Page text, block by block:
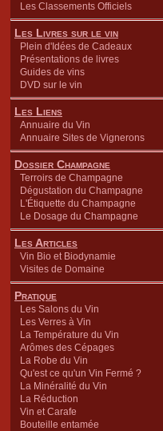
Les Classements Officiels
Les Livres sur le vin
Plein d'Idées de Cadeaux
Présentations de livres
Guides de vins
DVD sur le vin
Les Liens
Annuaire du Vin
Annuaire Sites de Vignerons
Dossier Champagne
Terroirs de Champagne
Dégustation du Champagne
L'Étiquette du Champagne
Le Dosage du Champagne
Les Articles
Vin Bio et Biodynamie
Visites de Domaine
Pratique
Les Salons du Vin
Les Verres à Vin
La Température du Vin
Arômes des Cépages
La Robe du Vin
Qu'est ce qu'un Vin Fermé ?
La Minéralité du Vin
La Réduction
Vin et Carafe
Bouteille entamée